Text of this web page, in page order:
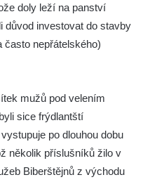
doly leží na panství
důvod investovat do stavby
často nepřátelského)
mužů pod velením
sice frýdlantští
po dlouhou dobu
několik příslušníků žilo v
Biberštějnů z východu